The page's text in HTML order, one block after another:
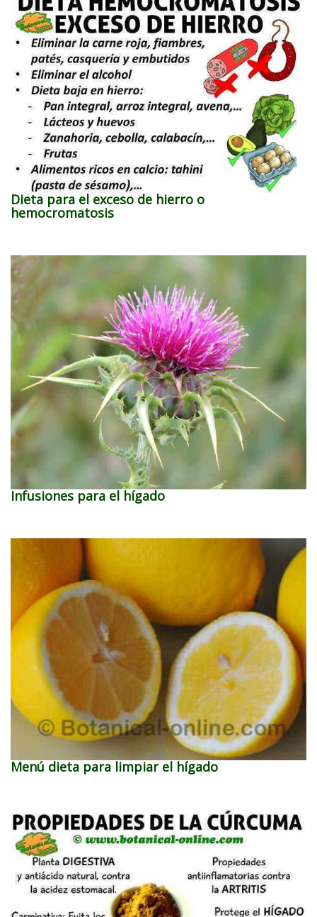
Dieta para el exceso de hierro o
hemocromatosis
Infusiones para el hígado
Menú dieta para limpiar el hígado